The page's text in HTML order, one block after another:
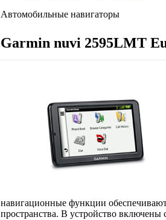
Автомобильные навигаторы
Garmin nuvi 2595LMT
навигационные функции
пространства. В устройство